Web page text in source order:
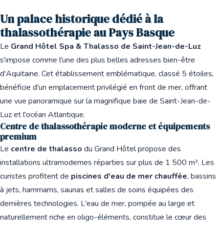
Un palace historique dédié à la
thalassothérapie au Pays Basque
Le Grand Hôtel Spa & Thalasso de Saint-Jean-de-Luz
s'impose comme l'une des plus belles adresses bien-être
d'Aquitaine. Cet établissement emblématique, classé 5 étoiles,
bénéficie d'un emplacement privilégié en front de mer, offrant
une vue panoramique sur la magnifique baie de Saint-Jean-de-
Luz et l'océan Atlantique.
Centre de thalassothérapie moderne et équipements
premium
Le centre de thalasso du Grand Hôtel propose des
installations ultramodernes réparties sur plus de 1 500 m². Les
curistes profitent de piscines d'eau de mer chauffée, bassins
à jets, hammams, saunas et salles de soins équipées des
dernières technologies. L'eau de mer, pompée au large et
naturellement riche en oligo-éléments, constitue le cœur des